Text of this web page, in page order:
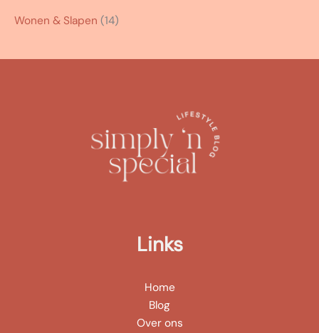
Wonen & Slapen (14)
Links
Home
Blog
Over ons